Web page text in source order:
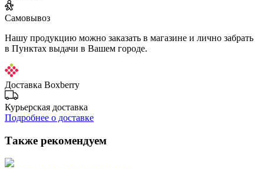
Самовывоз
Нашу продукцию можно заказать в магазине и лично забрать
в Пунктах выдачи в Вашем городе.
Доставка Boxberry
Курьерская доставка
Подробнее о доставке
Также рекомендуем